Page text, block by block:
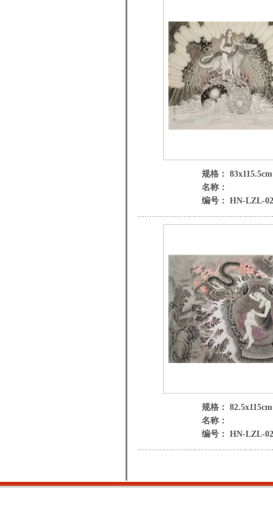
规格： 83x115.5cm
名称：
编号： HN-LZL-
规格： 82.5x115cm
名称：
编号： HN-LZL-